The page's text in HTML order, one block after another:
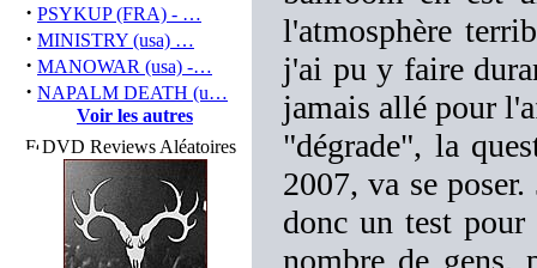
· PSYKUP (FRA) - …
· MINISTRY (usa) …
· MANOWAR (usa) -…
· NAPALM DEATH (u…
Voir les autres
DVD Reviews Aléatoires
l'atmosphère
j'ai pu y faire
jamais allé pour
"dégrade", la
2007, va se
donc un test
nombre de gens,